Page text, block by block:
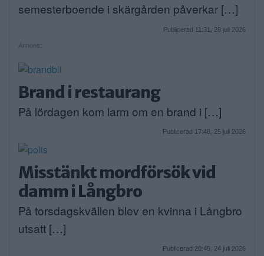
semesterboende i skärgården påverkar […]
Publicerad 11:31, 28 juli 2026
Annons:
Brand i restaurang
På lördagen kom larm om en brand i […]
Publicerad 17:48, 25 juli 2026
Misstänkt mordförsök vid
damm i Långbro
På torsdagskvällen blev en kvinna i Långbro
utsatt […]
Publicerad 20:45, 24 juli 2026